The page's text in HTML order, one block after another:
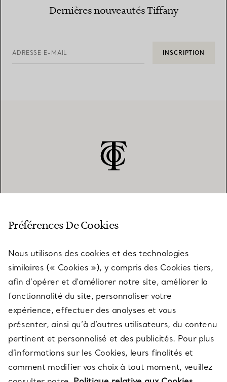
Dernières nouveautés Tiffany
ADRESSE E-MAIL INSCRIPTION
SERVICES
À PROPOS
QUESTIONS LÉGALES
SUIVEZ-NOUS
Préférences De Cookies
Nous utilisons des cookies et des technologies
similaires (« Cookies »), y compris des Cookies tiers,
afin d’opérer et d’améliorer notre site, améliorer la
fonctionnalité du site, personnaliser votre
expérience, effectuer des analyses et vous
présenter, ainsi qu’à d’autres utilisateurs, du contenu
pertinent et personnalisé et des publicités. Pour plus
d’informations sur les Cookies, leurs finalités et
comment modifier vos choix à tout moment, veuillez